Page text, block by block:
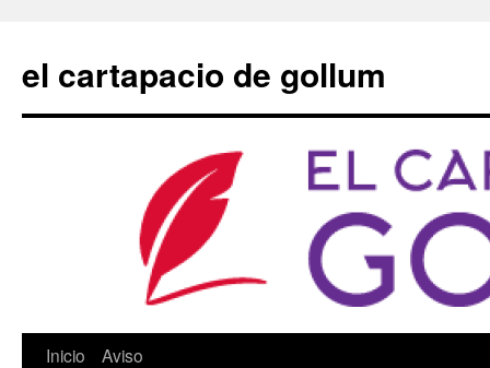
contenido
el cartapacio de gollum
Inicio
Aviso